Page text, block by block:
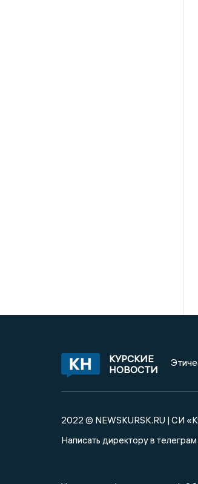
КУРСКИЕ
НОВОСТИ
2022 © NEWSKURSK.RU | СИ
Написать директору в телеграм